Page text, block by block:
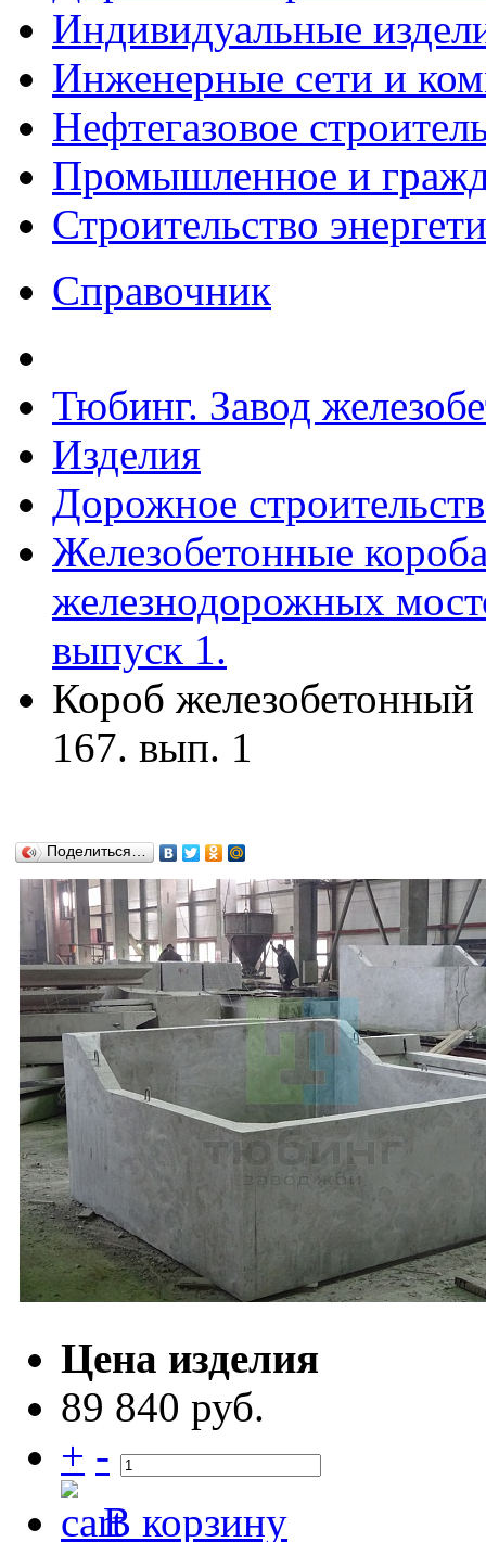
Индивидуальные
Инженерные сети и
Нефтегазовое
Промышленное и
Строительство
Справочник
Тюбинг. Завод
Изделия
Дорожное
Железобетонные
железнодорожных
выпуск 1.
Короб
167. вып. 1
Поделиться…
Цена изделия
89 840 руб.
+ -
В корзину